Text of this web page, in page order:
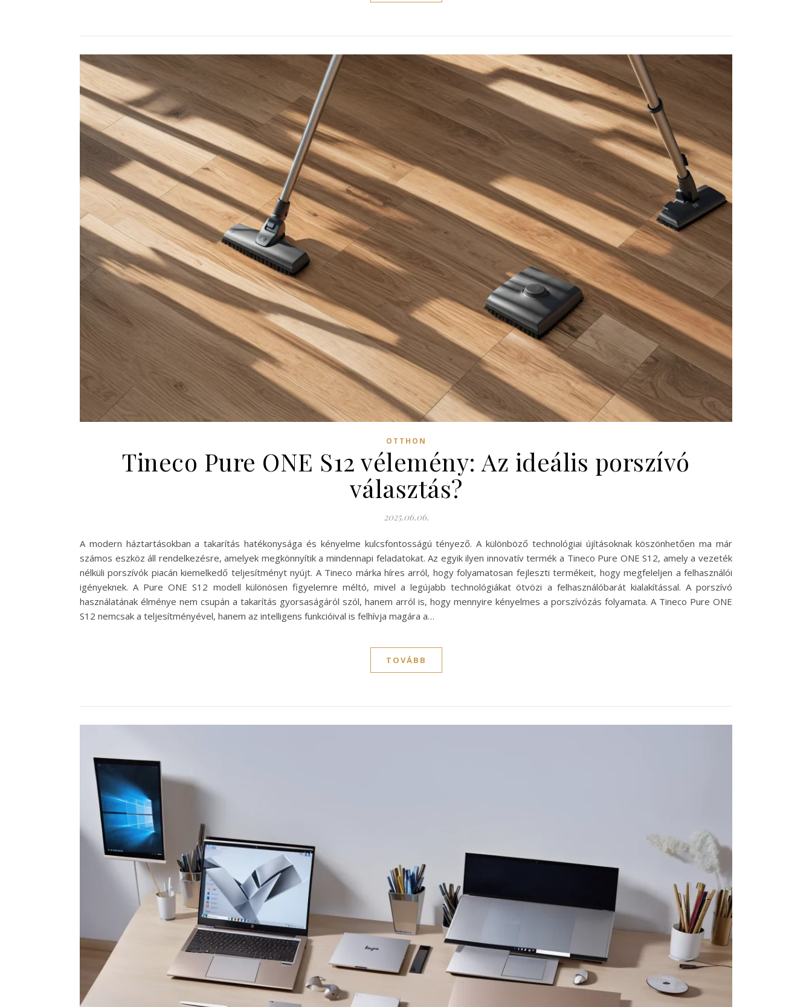
OTTHON
Tineco Pure ONE S12 vélemény: Az ideális porszívó
választás?
2025.06.06.
A modern háztartásokban a takarítás hatékonysága és kényelme kulcsfontosságú tényező. A különböző technológiai újításoknak köszönhetően ma már
számos eszköz áll rendelkezésre, amelyek megkönnyítik a mindennapi feladatokat. Az egyik ilyen innovatív termék a Tineco Pure ONE S12, amely a vezeték
nélküli porszívók piacán kiemelkedő teljesítményt nyújt. A Tineco márka híres arról, hogy folyamatosan fejleszti termékeit, hogy megfeleljen a felhasználói
igényeknek. A Pure ONE S12 modell különösen figyelemre méltó, mivel a legújabb technológiákat ötvözi a felhasználóbarát kialakítással. A porszívó
használatának élménye nem csupán a takarítás gyorsaságáról szól, hanem arról is, hogy mennyire kényelmes a porszívózás folyamata. A Tineco Pure ONE
S12 nemcsak a teljesítményével, hanem az intelligens funkcióival is felhívja magára a…
TOVÁBB